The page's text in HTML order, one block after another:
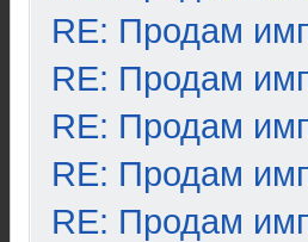
RE: Продам
RE: Продам
RE: Продам
RE: Продам
RE: Продам